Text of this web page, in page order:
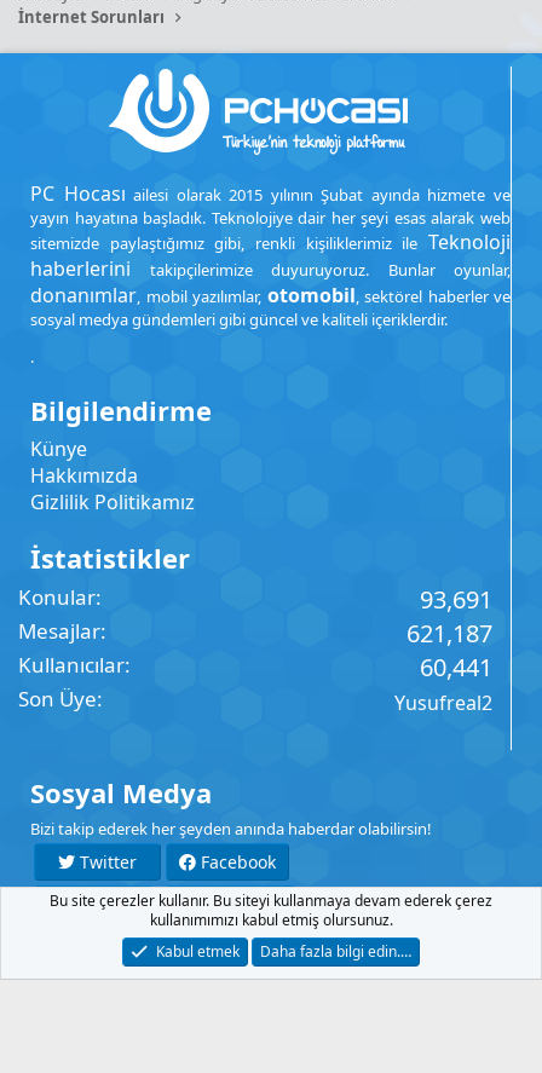
İnternet Sorunları
PC Hocası ailesi olarak 2015 yılının Şubat ayında hizmete ve
yayın hayatına başladık. Teknolojiye dair her şeyi esas alarak web
sitemizde paylaştığımız gibi, renkli kişiliklerimiz ile Teknoloji
haberlerini takipçilerimize duyuruyoruz. Bunlar oyunlar,
donanımlar, mobil yazılımlar, otomobil, sektörel haberler ve
sosyal medya gündemleri gibi güncel ve kaliteli içeriklerdir.
.
Bilgilendirme
Künye
Hakkımızda
Gizlilik Politikamız
İstatistikler
Konular 93,691
Mesajlar 621,187
Kullanıcılar 60,441
Son Üye Yusufreal2
Sosyal Medya
Bizi takip ederek her şeyden anında haberdar olabilirsin!
Twitter
Facebook
YouTube
Instagram
Şartlar Gizlilik Yardım Anasayfa
R
Bu site çerezler kullanır. Bu siteyi kullanmaya devam ederek çerez
kullanımımızı kabul etmiş olursunuz.
Kabul etmek
Daha fazla bilgi edin.…